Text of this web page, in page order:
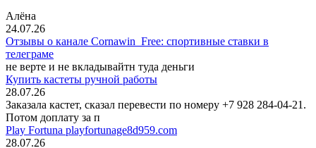
Алёна
24.07.26
Отзывы о канале Cornawin_Free: спортивные ставки в
телеграме
не верте и не вкладывайтн туда деньги
Купить кастеты ручной работы
28.07.26
Заказала кастет, сказал перевести по номеру +7 928 284-04-21.
Потом доплату за п
Play Fortuna playfortunage8d959.com
28.07.26